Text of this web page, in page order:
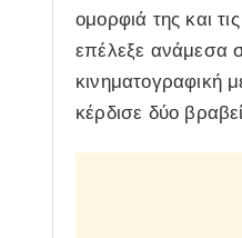
ομορφιά της και
επέλεξε ανάμεσα
κινηματογραφική
κέρδισε δύο